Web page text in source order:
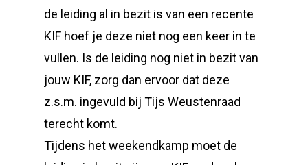
de leiding al in bezit is van een recente
KIF hoef je deze niet nog een keer in te
vullen. Is de leiding nog niet in bezit van
jouw KIF, zorg dan ervoor dat deze
z.s.m. ingevuld bij Tijs Weustenraad
terecht komt.
Tijdens het weekendkamp moet de